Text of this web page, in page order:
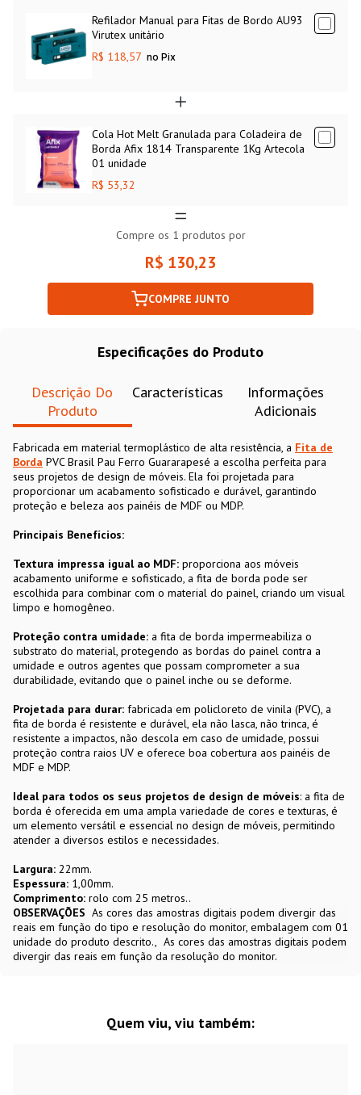
Refilador Manual para Fitas de Bordo AU93
Virutex unitário
R$ 118,57 no Pix
Cola Hot Melt Granulada para Coladeira de
Borda Afix 1814 Transparente 1Kg Artecola
01 unidade
R$ 53,32
Compre os 1 produtos por
R$ 130,23
COMPRE JUNTO
Especificações do Produto
Descrição Do
Produto
Características
Informações
Adicionais
Fabricada em material termoplástico de alta resistência, a Fita de
Borda PVC Brasil Pau Ferro Guararapesé a escolha perfeita para
seus projetos de design de móveis. Ela foi projetada para
proporcionar um acabamento sofisticado e durável, garantindo
proteção e beleza aos painéis de MDF ou MDP.
Principais Benefícios:
Textura impressa igual ao MDF: proporciona aos móveis
acabamento uniforme e sofisticado, a fita de borda pode ser
escolhida para combinar com o material do painel, criando um visual
limpo e homogêneo.
Proteção contra umidade: a fita de borda impermeabiliza o
substrato do material, protegendo as bordas do painel contra a
umidade e outros agentes que possam comprometer a sua
durabilidade, evitando que o painel inche ou se deforme.
Projetada para durar: fabricada em policloreto de vinila (PVC), a
fita de borda é resistente e durável, ela não lasca, não trinca, é
resistente a impactos, não descola em caso de umidade, possui
proteção contra raios UV e oferece boa cobertura aos painéis de
MDF e MDP.
Ideal para todos os seus projetos de design de móveis: a fita de
borda é oferecida em uma ampla variedade de cores e texturas, é
um elemento versátil e essencial no design de móveis, permitindo
atender a diversos estilos e necessidades.
Largura: 22mm.
Espessura: 1,00mm.
Comprimento: rolo com 25 metros..
OBSERVAÇÕES As cores das amostras digitais podem divergir das
reais em função do tipo e resolução do monitor, embalagem com 01
unidade do produto descrito.
As cores das amostras digitais podem
divergir das reais em função da resolução do monitor.
Quem viu, viu também: